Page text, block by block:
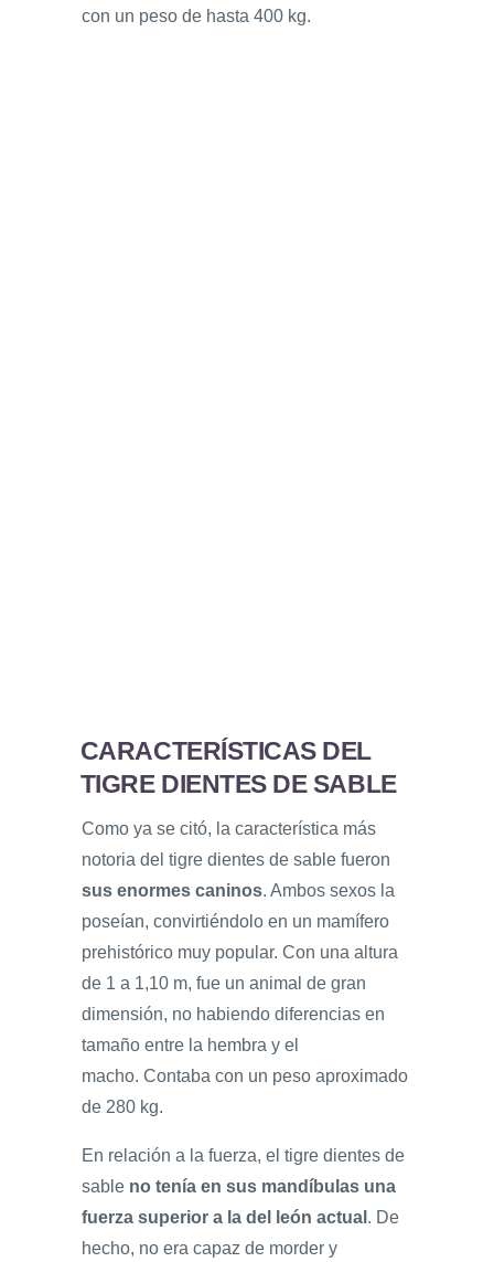
con un peso de hasta 400 kg.
CARACTERÍSTICAS DEL
TIGRE DIENTES DE SABLE
​Como ya se citó, la característica más
notoria del tigre dientes de sable fueron
sus enormes caninos. Ambos sexos la
poseían, convirtiéndolo en un mamífero
prehistórico muy popular. Con una altura
de 1 a 1,10 m, fue un animal de gran
dimensión, no habiendo diferencias en
tamaño entre la hembra y el
macho. Contaba con un peso aproximado
de 280 kg.
En relación a la fuerza, el tigre dientes de
sable no tenía en sus mandíbulas una
fuerza superior a la del león actual . De
hecho, no era capaz de morder y